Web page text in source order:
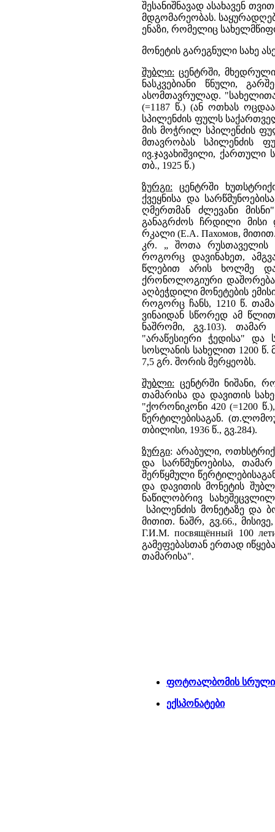
შესანიშნავად ასახავენ
მდგომარეობას.
ენაზი, რომელიც
მონეტის გარეგნული სახე
შუბლი: ცენტრში,
ნასკვებიანი წნული,
ასომთავრულად. "სახელითა
(=1187 წ.) (ან ოთხას
სპილენძის ფულს
მის მოჭრილ სპილენძის
მთავრობას სპილენძის
ივ.ჯავახიშვილი, ქართული
თბ., 1925 წ.)
ზურგი: ცენტრში
ქვეყნისა და
ღმერთმან ძლევანი
განაგრძოს ჩრდილი მისი
რკალი (Е.А. Пахомов,
კრ. „ შოთა რუსთაველის
როგორც დავინახეთ,
წლებით არის ხოლმე
ქრონოლოგიური დაშორება
აღბეჭდილი მონეტების
როგორც ჩანს, 1210 წ.
ვინაიდან სწორედ ამ
ნაშრომი, გვ.103).
"არაწესიერი ჭედისა" და
სოსლანის სახელით 1200 წ.
7,5 გრ. შორის მერყეობს.
შუბლი: ცენტრში ნიშანი,
თამარისა და დავითის
"ქორონიკონი 420 (=1200
წერტილებისაგან.
თბილისი, 1936 წ., გვ.284).
ზურგი: არაბული,
და სარწმუნოებისა,
შერწყმული
და დავითის მონეტის
ნაწილობრივ
სპილენძის მონეტაზე და
მითით. ნაშრ, გვ.66., მისივე,
Г.И.М. посвящённый 100
გამეფებასთან ერთად
თამარისა".
ფოტოალბომის სრული
ექსპონატები